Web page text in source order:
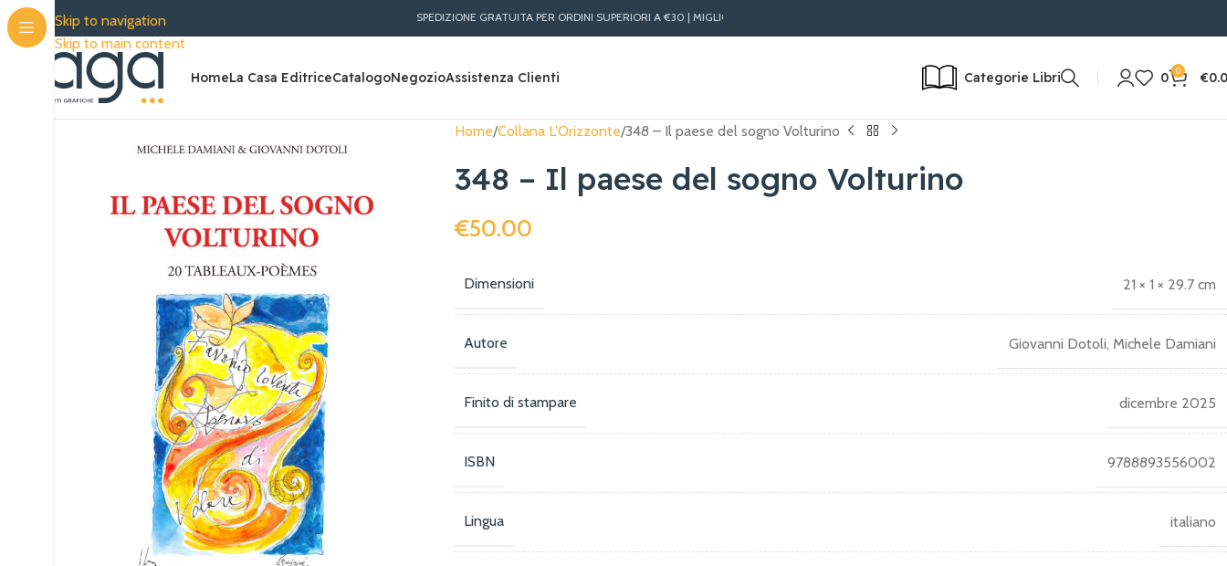
Skip to navigation
Skip to main content
SPEDIZIONE GRATUITA PER ORDINI SUPERIORI A €30 | MIGLIORI PREZZI LIBRI ONLINE | SPEDIZIONE RAPIDA IN 24/72H | RESO POSSIBILE
HomeLa Casa EditriceCatalogoNegozioAssistenza Clienti Categorie Libri 0 0 €
Home Collana L'Orizzonte 348 – Il paese del sogno Volturino
348 – Il paese del sogno Volturino
€50.00
Dimensioni 21 × 1 × 29.7 cm
Autore Giovanni Dotoli, Michele Damiani
Finito di stampare dicembre 2025
ISBN 9788893556002
Lingua italiano